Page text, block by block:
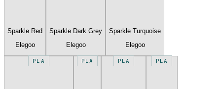
Sparkle Red
Elegoo
Sparkle Dark Grey
Elegoo
Sparkle Turquoise
Elegoo
PLA PLA PLA PLA